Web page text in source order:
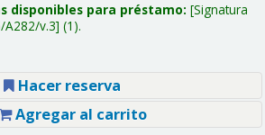
disponibles para préstamo: Signatura
A282/v.3 (1).
Hacer reserva
Agregar al carrito